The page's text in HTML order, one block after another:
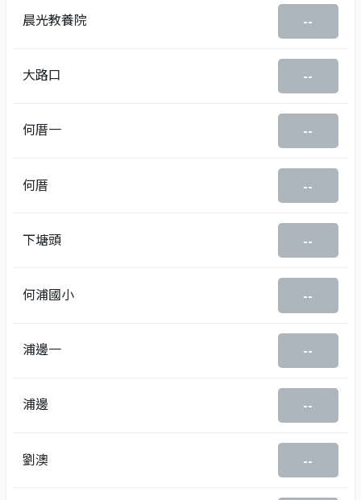
晨光教養院 --
大路口 --
何厝一 --
何厝 --
下塘頭 --
何浦國小 --
浦邊一 --
浦邊 --
劉澳 --